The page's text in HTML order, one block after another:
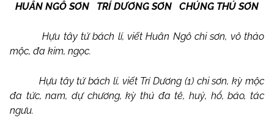
HUÂN NGÔ SƠN TRÍ DƯƠNG SƠN CHÚNG THÚ SƠN
Hựu tây tứ bách lí, viết Huân Ngô chi sơn, vô thảo
mộc, đa kim, ngọc.
Hựu tây tứ bách lí, viết Trí Dương (1) chi sơn, kỳ mộc
đa tức, nam, dự chương, kỳ thú đa tê, huỷ, hổ, báo, tác
ngưu.